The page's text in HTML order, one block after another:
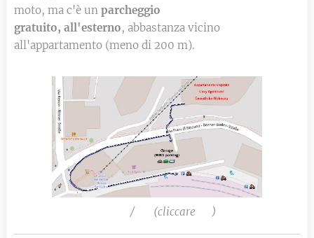
moto, ma c'è un parcheggio
gratuito, all'esterno, abbastanza vicino
all'appartamento (meno di 200 m).
🅿️ 🚗 / 🏍️ (cliccare 👆)